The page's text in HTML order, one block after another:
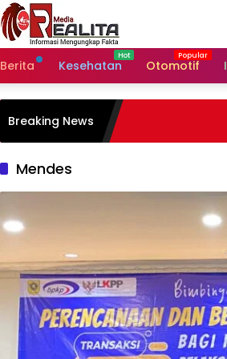
Berita Kesehatan Otomotif
Breaking News
Mendes